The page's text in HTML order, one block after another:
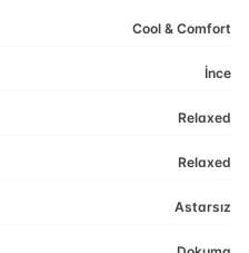
Cool & Comfort
İnce
Relaxed
Relaxed
Astarsız